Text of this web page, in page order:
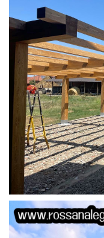
STRUTTURA